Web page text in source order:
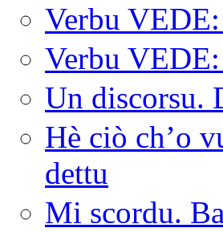
Verbu VEDE:
Verbu
Un discorsu.
Hè ciò ch’o
dettu
Mi scordu.